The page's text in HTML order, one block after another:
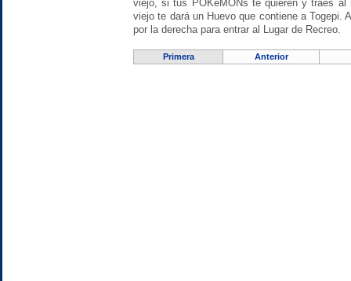
viejo, si tus POKéMONs te quieren y traes al
viejo te dará un Huevo que contiene a Togepi.
por la derecha para entrar al Lugar de Recreo.
Primera Anterior